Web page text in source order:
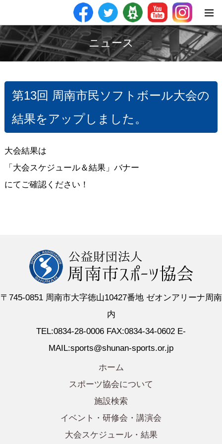
ニュース
第13回 周南市民ソフトボール大会の
結果をアップしました。
大会結果は
「大会スケジュール＆結果」バナー
にてご確認ください！
〒745-0851 周南市大字徳山10427番地 ゼオンアリーナ周南
内
TEL:0834-28-0006 FAX:0834-34-0602 E-
MAIL:sports@shunan-sports.or.jp
ホーム
スポーツ協会について
施設検索
イベント・研修会・講演会
大会スケジュール・結果